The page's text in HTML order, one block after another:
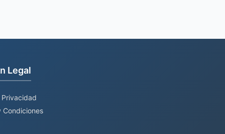
Legal
Condiciones